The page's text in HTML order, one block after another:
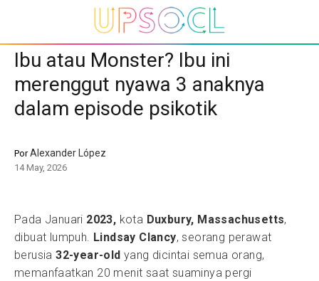
Ibu atau Monster? Ibu ini
merenggut nyawa 3 anaknya
dalam episode psikotik
PorAlexander López
14 May, 2026
Pada Januari 2023, kota Duxbury, Massachusetts,
dibuat lumpuh. Lindsay Clancy, seorang perawat
berusia32-year-old yang dicintai semua orang,
memanfaatkan 20 menit saat suaminya pergi